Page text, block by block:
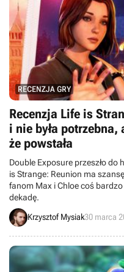
RECENZJA GRY
Recenzja Life is
i nie była
że powstała
Double Exposure przeszło
is Strange: Reunion ma
fanom Max i Chloe coś
dekadę.
Krzysztof Mysiak30 marca